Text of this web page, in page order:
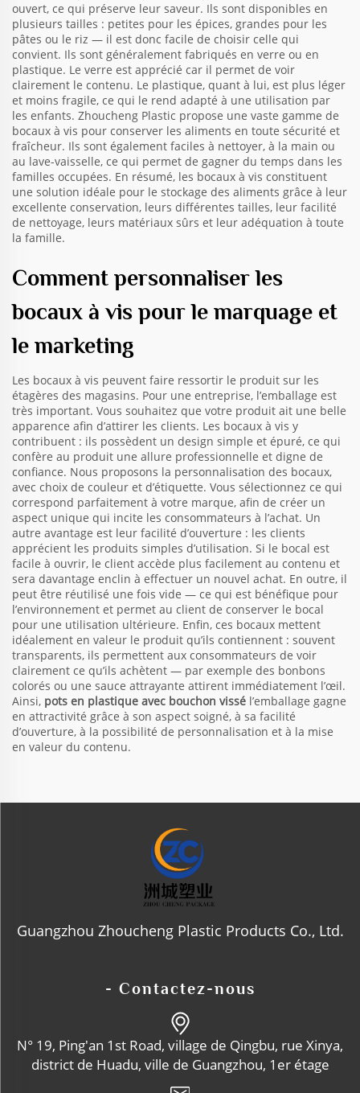
ouvert, ce qui préserve leur saveur. Ils sont disponibles en
plusieurs tailles : petites pour les épices, grandes pour les
pâtes ou le riz — il est donc facile de choisir celle qui
convient. Ils sont généralement fabriqués en verre ou en
plastique. Le verre est apprécié car il permet de voir
clairement le contenu. Le plastique, quant à lui, est plus léger
et moins fragile, ce qui le rend adapté à une utilisation par
les enfants. Zhoucheng Plastic propose une vaste gamme de
bocaux à vis pour conserver les aliments en toute sécurité et
fraîcheur. Ils sont également faciles à nettoyer, à la main ou
au lave-vaisselle, ce qui permet de gagner du temps dans les
familles occupées. En résumé, les bocaux à vis constituent
une solution idéale pour le stockage des aliments grâce à leur
excellente conservation, leurs différentes tailles, leur facilité
de nettoyage, leurs matériaux sûrs et leur adéquation à toute
la famille.
Comment personnaliser les
bocaux à vis pour le marquage et
le marketing
Les bocaux à vis peuvent faire ressortir le produit sur les
étagères des magasins. Pour une entreprise, l’emballage est
très important. Vous souhaitez que votre produit ait une belle
apparence afin d’attirer les clients. Les bocaux à vis y
contribuent : ils possèdent un design simple et épuré, ce qui
confère au produit une allure professionnelle et digne de
confiance. Nous proposons la personnalisation des bocaux,
avec choix de couleur et d’étiquette. Vous sélectionnez ce qui
correspond parfaitement à votre marque, afin de créer un
aspect unique qui incite les consommateurs à l’achat. Un
autre avantage est leur facilité d’ouverture : les clients
apprécient les produits simples d’utilisation. Si le bocal est
facile à ouvrir, le client accède plus facilement au contenu et
sera davantage enclin à effectuer un nouvel achat. En outre, il
peut être réutilisé une fois vide — ce qui est bénéfique pour
l’environnement et permet au client de conserver le bocal
pour une utilisation ultérieure. Enfin, ces bocaux mettent
idéalement en valeur le produit qu’ils contiennent : souvent
transparents, ils permettent aux consommateurs de voir
clairement ce qu’ils achètent — par exemple des bonbons
colorés ou une sauce attrayante attirent immédiatement l’œil.
Ainsi, pots en plastique avec bouchon vissé l’emballage gagne
en attractivité grâce à son aspect soigné, à sa facilité
d’ouverture, à la possibilité de personnalisation et à la mise
en valeur du contenu.
Guangzhou Zhoucheng Plastic Products Co., Ltd.
- Contactez-nous
N° 19, Ping'an 1st Road, village de Qingbu, rue Xinya,
district de Huadu, ville de Guangzhou, 1er étage